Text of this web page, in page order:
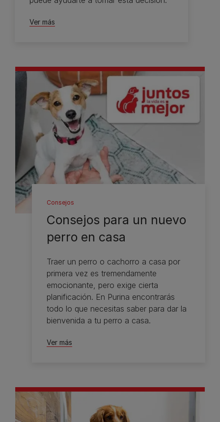
Ver más
Consejos
Consejos para un nuevo
perro en casa
Traer un perro o cachorro a casa por
primera vez es tremendamente
emocionante, pero exige cierta
planificación. En Purina encontrarás
todo lo que necesitas saber para dar la
bienvenida a tu perro a casa.
Ver más